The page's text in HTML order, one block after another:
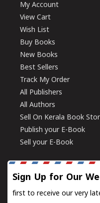
My Account
View Cart
Wish List
Buy Books
New Books
Best Sellers
Track My Order
All Publishers
All Authors
Sell On Kerala Book
Publish your E-Book
Sell your E-Book
Sign Up for Our
first to receive our very